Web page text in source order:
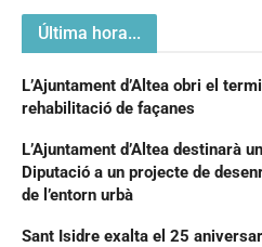
Última hora...
L’Ajuntament d’Altea obri el
rehabilitació de façanes
L’Ajuntament d’Altea destinarà
Diputació a un projecte de
de l’entorn urbà
Sant Isidre exalta el 25